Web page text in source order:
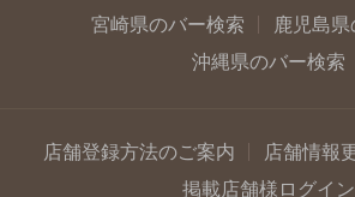
宮崎県のバー検索
鹿児島
沖縄県のバー検索
店舗登録方法のご案内
店舗情報
掲載店舗様ログイン